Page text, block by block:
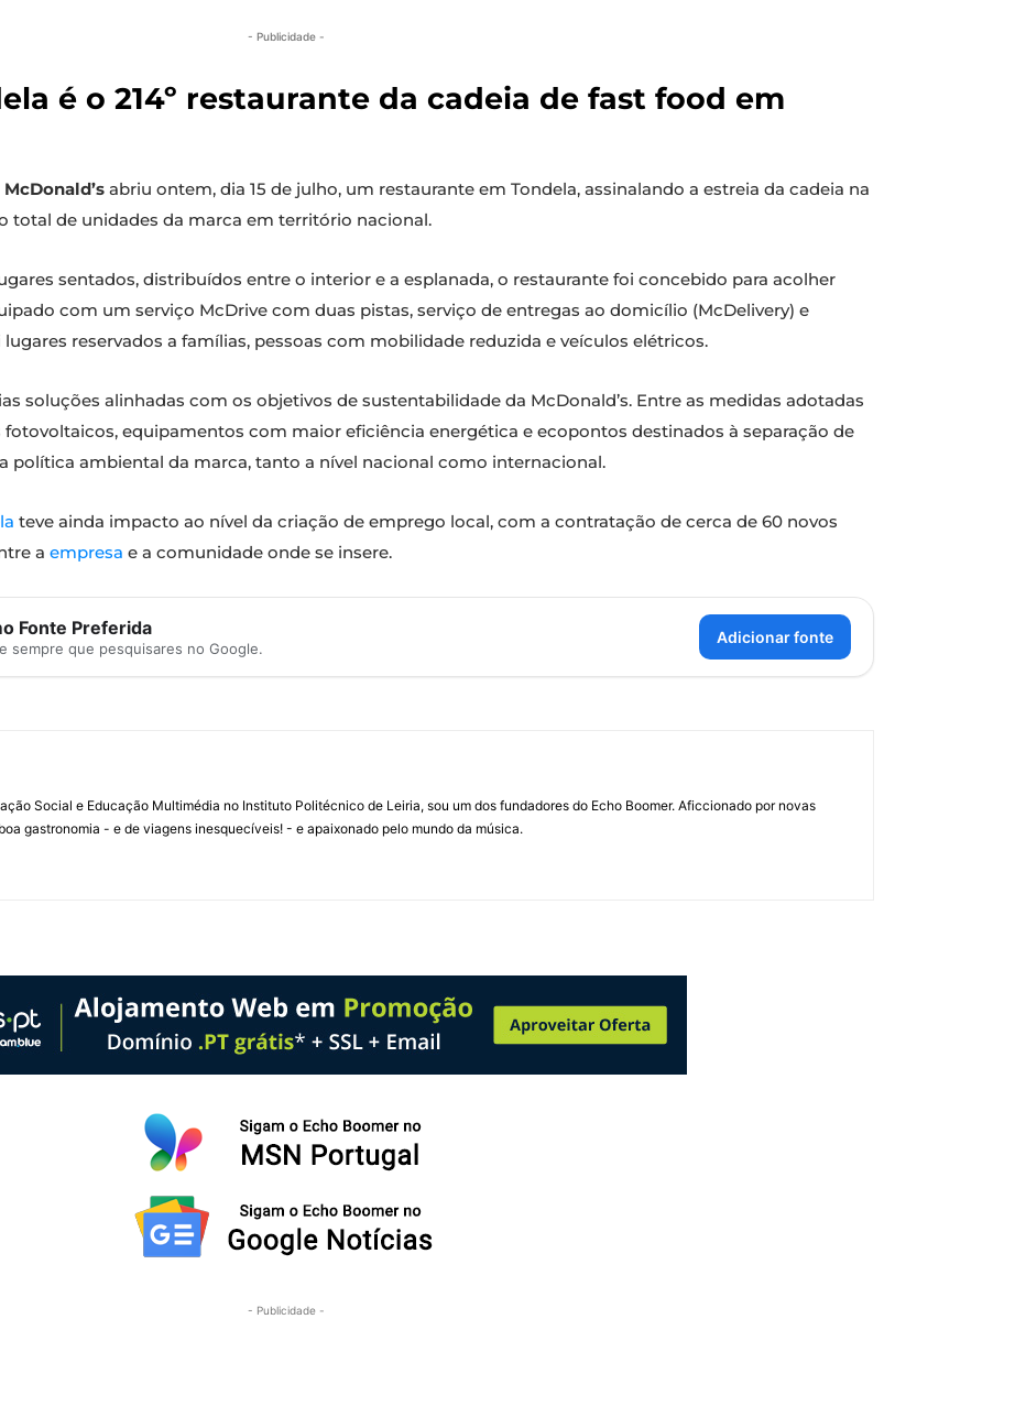
- Publicidade -
é o 214º restaurante da cadeia de fast food em
McDonald’s abriu ontem, dia 15 de julho, um restaurante em Tondela, assinalando a estreia da cadeia na
total de unidades da marca em território nacional.
sentados, distribuídos entre o interior e a esplanada, o restaurante foi concebido para acolher
com um serviço McDrive com duas pistas, serviço de entregas ao domicílio (McDelivery) e
reservados a famílias, pessoas com mobilidade reduzida e veículos elétricos.
soluções alinhadas com os objetivos de sustentabilidade da McDonald’s. Entre as medidas adotadas
equipamentos com maior eficiência energética e ecopontos destinados à separação de
política ambiental da marca, tanto a nível nacional como internacional.
teve ainda impacto ao nível da criação de emprego local, com a contratação de cerca de 60 novos
a empresa e a comunidade onde se insere.
Fonte Preferida
sempre que pesquisares no Google.
Adicionar fonte
Social e Educação Multimédia no Instituto Politécnico de Leiria, sou um dos fundadores do Echo Boomer. Aficcionado por novas
gastronomia - e de viagens inesquecíveis! - e apaixonado pelo mundo da música.
- Publicidade -